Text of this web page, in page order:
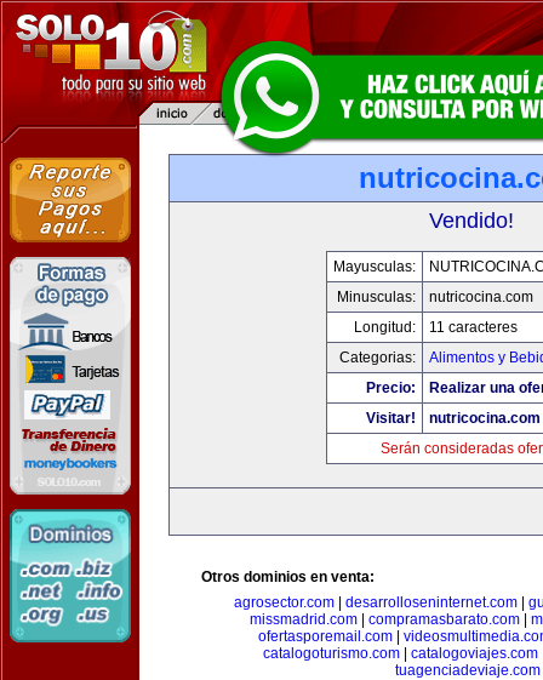
Vendido!
Mayusculas:
Minusculas:
nutricocina.com
Longitud:
11 caracteres
Categorias:
Alimentos y
Precio:
Realizar una
Visitar!
nutricocina.com
Serán consideradas
Otros dominios en venta:
agrosector.com
desarrolloseninternet.com
missmadrid.com| compramasbarato.com|
ofertasporemail.com
catalogoturismo.com
catalogoviajes.com
tuagenciadeviaje.com